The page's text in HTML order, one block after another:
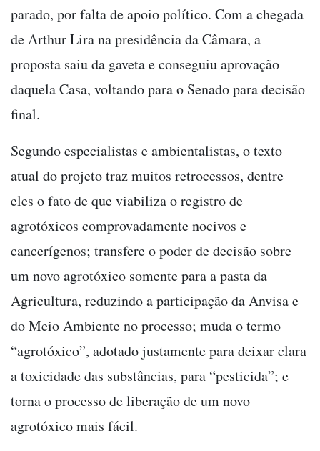
parado, por falta de apoio político. Com a chegada
de Arthur Lira na presidência da Câmara, a
proposta saiu da gaveta e conseguiu aprovação
daquela Casa, voltando para o Senado para decisão
final.
Segundo especialistas e ambientalistas, o texto
atual do projeto traz muitos retrocessos, dentre
eles o fato de que viabiliza o registro de
agrotóxicos comprovadamente nocivos e
cancerígenos; transfere o poder de decisão sobre
um novo agrotóxico somente para a pasta da
Agricultura, reduzindo a participação da Anvisa e
do Meio Ambiente no processo; muda o termo
“agrotóxico”, adotado justamente para deixar clara
a toxicidade das substâncias, para “pesticida”; e
torna o processo de liberação de um novo
agrotóxico mais fácil.